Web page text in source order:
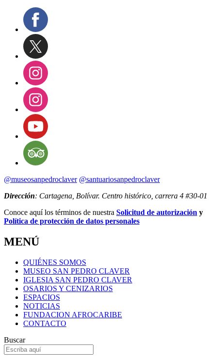
@museosanpedroclaver @santuariosanpedroclaver
Dirección: Cartagena, Bolívar. Centro histórico, carrera 4 #30-01
Conoce aquí los términos de nuestra Solicitud de autorización y
Política de protección de datos personales
MENÚ
QUIÉNES SOMOS
MUSEO SAN PEDRO CLAVER
IGLESIA SAN PEDRO CLAVER
OSARIOS Y CENIZARIOS
ESPACIOS
NOTICIAS
FUNDACION AFROCARIBE
CONTACTO
Buscar